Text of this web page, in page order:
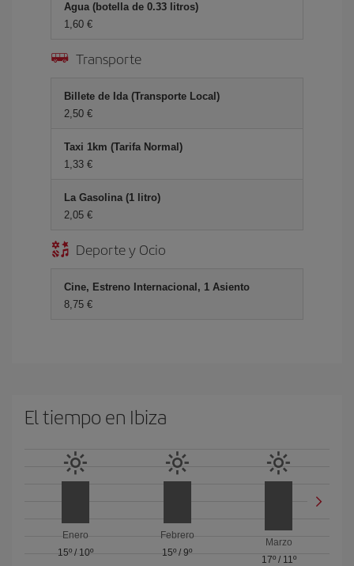
Agua (botella de 0.33 litros)
1,60 €
Transporte
Billete de Ida (Transporte Local)
2,50 €
Taxi 1km (Tarifa Normal)
1,33 €
La Gasolina (1 litro)
2,05 €
Deporte y Ocio
Cine, Estreno Internacional, 1 Asiento
8,75 €
El tiempo en Ibiza
Enero
15º/ 10º
Febrero
15º / 9º
Marzo
17º/ 11º